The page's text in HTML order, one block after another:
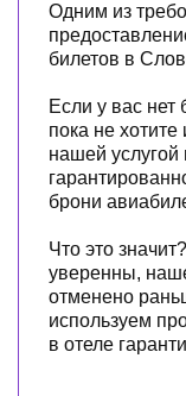
Одним из
билетов в
Если у вас
пока не хотите
нашей
брони
Что это
уверенны,
отменено
используем
в отеле